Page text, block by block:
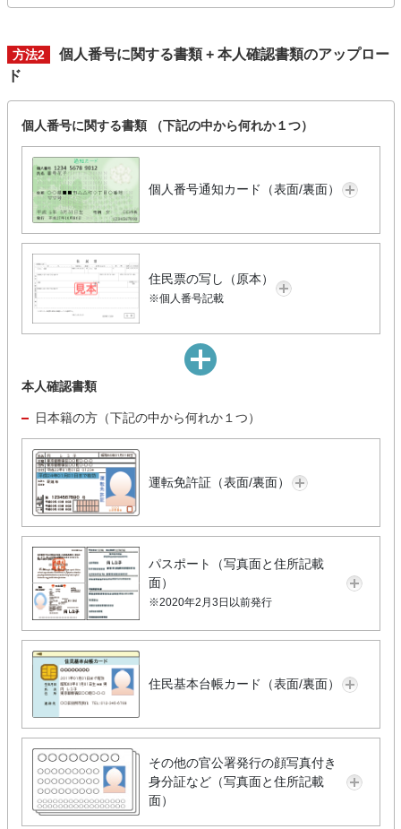
方法2
個人番号に関する書類 + 本人確認書類のアップロー
ド
個人番号に関する書類 （下記の中から何れか１つ）
個人番号通知カード（表面/裏面）
住民票の写し（原本）
※個人番号記載
本人確認書類
日本籍の方（下記の中から何れか１つ）
運転免許証（表面/裏面）
パスポート（写真面と住所記載
面）
※2020年2月3日以前発行
住民基本台帳カード（表面/裏面）
その他の官公署発行の顔写真付き
身分証など（写真面と住所記載
面）